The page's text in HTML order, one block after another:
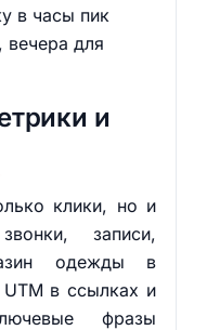
в часы пик
для
и
клики, но и
записи,
одежды в
в ссылках и
фразы